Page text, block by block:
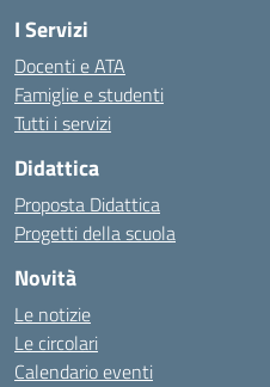
I Servizi
Docenti e ATA
Famiglie e studenti
Tutti i servizi
Didattica
Proposta Didattica
Progetti della scuola
Novità
Le notizie
Le circolari
Calendario eventi